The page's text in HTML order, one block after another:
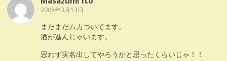
2008年3月13日
まだまだムカついてます。
酒が進んじゃいます。
思わず実名出してやろうかと思ったくらいじゃ！！